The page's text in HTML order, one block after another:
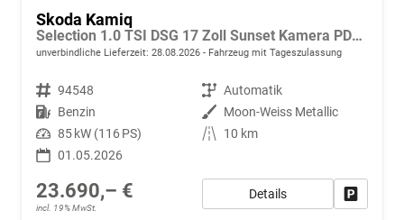
Skoda Kamiq
Selection 1.0 TSI DSG 17 Zoll Sunset Kamera PDC v+h
unverbindliche Lieferzeit: 28.08.2026 Fahrzeug mit Tageszulassung
Fahrzeugnr. 94548 Getriebe Automatik
Kraftstoff Benzin Außenfarbe Moon-Weiss Metallic
Leistung 85 kW (116 PS) Kilometerstand
10 km
01.05.2026
23.690,– €
incl. 19% MwSt.
Details